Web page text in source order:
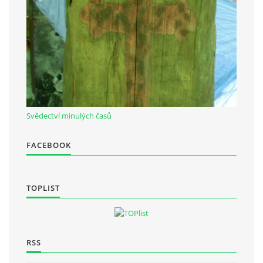
Občanská vzdělávací jednota "Komenský" v Choceradech z.s.
Chocerady 4
257 24 Chocerady
IČ: 498 28 614
Kontaktní osoba:
Svědectví minulých časů
FACEBOOK
TOPLIST
RSS